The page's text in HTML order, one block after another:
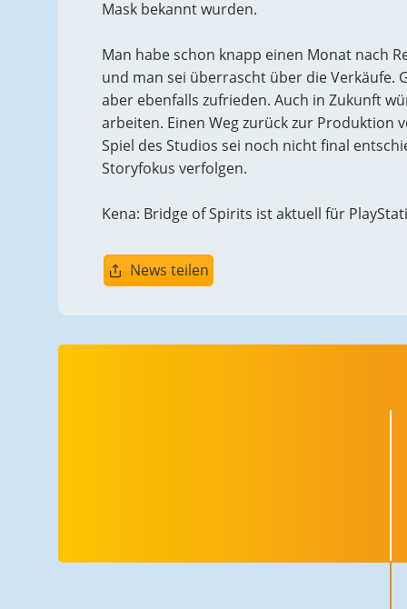
Mask bekannt wurden.
Man habe schon knapp einen Monat nach
und man sei überrascht über die Verkäufe.
aber ebenfalls zufrieden. Auch in Zukunft
arbeiten. Einen Weg zurück zur Produktion
Spiel des Studios sei noch nicht final
Storyfokus verfolgen.
Kena: Bridge of Spirits ist aktuell für
News teilen